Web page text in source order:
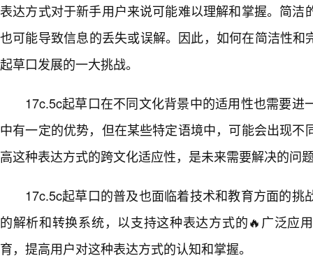
表达方式对于新手用户来说可能难以理解和掌握。简洁
也可能导致信息的丢失或误解。因此，如何在简洁性和
起草口发展的一大挑战。
17c.5c起草口在不同文化背景中的适用性也需要进
中有一定的优势，但在某些特定语境中，可能会出现不
高这种表达方式的跨文化适应性，是未来需要解决的问
17c.5c起草口的普及也面临着技术和教育方面的挑
的解析和转换系统，以支持这种表达方式的🔥广泛应
育，提高用户对这种表达方式的认知和掌握。